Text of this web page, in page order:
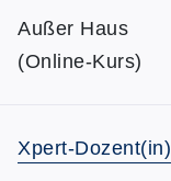
Außer Haus
(Online-Kurs)
Xpert-Dozent(in)